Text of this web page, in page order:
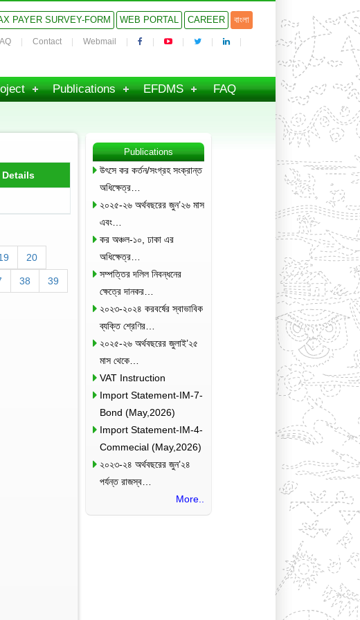
PAYER SURVEY-FORM WEB PORTAL CAREER বাংলা
Contact Webmail
Publications EFDMS FAQ
Details
20
38 39
Publications
উৎসে কর কর্তন/সংগ্রহ সংক্রান্ত
অধিক্ষেত্র…
২০২৫-২৬ অর্থবছরের জুন’২৬ মাস
এবং…
কর অঞ্চল-১০, ঢাকা এর
অধিক্ষেত্র…
সম্পত্তির দলিল নিবন্ধনের
ক্ষেত্রে দানকর…
২০২৩-২০২৪ করবর্ষের স্বাভাবিক
ব্যক্তি শ্রেণির…
২০২৫-২৬ অর্থবছরের জুলাই’২৫
মাস থেকে…
VAT Instruction
Import Statement-IM-7-
Bond (May,2026)
Import Statement-IM-4-
Commecial (May,2026)
২০২৩-২৪ অর্থবছরের জুন’২৪
পর্যন্ত রাজস্ব…
More..